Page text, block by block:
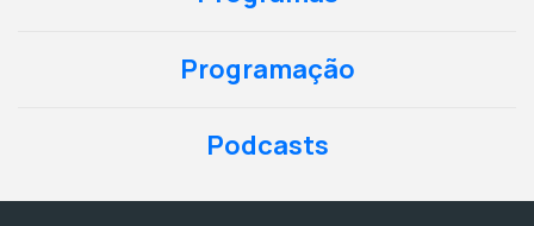
Programação
Podcasts